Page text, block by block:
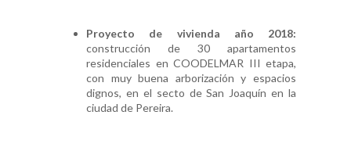
Proyecto de vivienda año 2018:
construcción de 30 apartamentos
residenciales en COODELMAR III etapa,
con muy buena arborización y espacios
dignos, en el secto de San Joaquín en la
ciudad de Pereira.